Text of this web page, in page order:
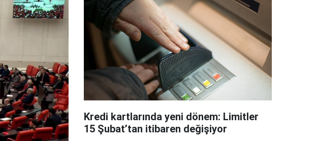
Kredi kartlarında yeni dönem: Limitler
15 Şubat’tan itibaren değişiyor